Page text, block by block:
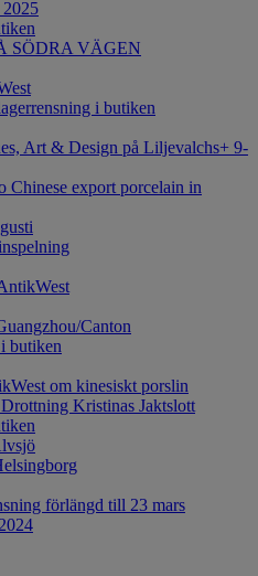
SÖDRA VÄGEN
i butiken
Art & Design på Liljevalchs+ 9-
Chinese export porcelain in
Canton
butiken
om kinesiskt porslin
Kristinas Jaktslott
förlängd till 23 mars